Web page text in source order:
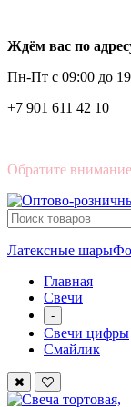
Ждём вас по
Пн-Пт с 09:00 до
+7 901 611 42 10
Обратите
Латексные шары
Главная
Свечи
-
Свечи цифры
Смайлик